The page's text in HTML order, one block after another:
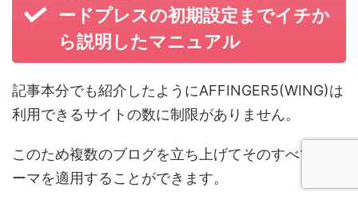
ードプレスの初期設定までイチか
ら説明したマニュアル
記事本分でも紹介したようにAFFINGER5(WING)は
利用できるサイトの数に制限がありません。
このため複数のブログを立ち上げてそのすべてにテ
ーマを適用することができます。